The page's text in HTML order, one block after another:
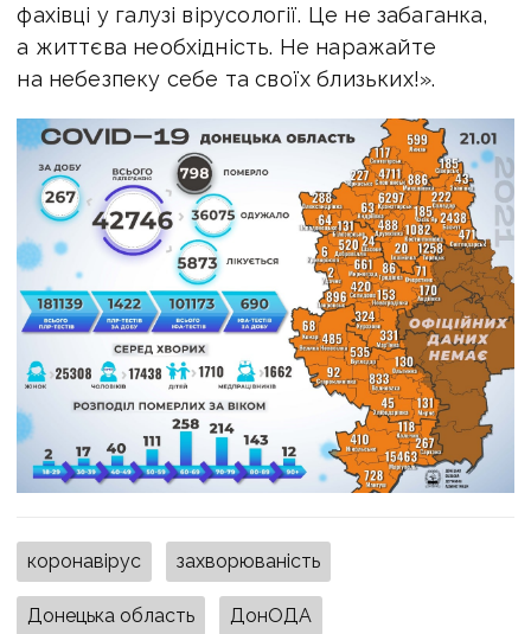
фахівці у галузі вірусології. Це не забаганка,
а життєва необхідність. Не наражайте
на небезпеку себе та своїх близьких!».
коронавірус захворюваність
Донецька область ДонОДА